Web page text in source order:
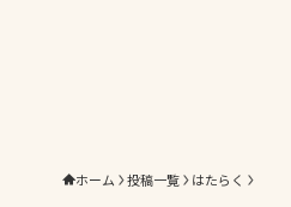
ホーム 投稿一覧 はたらく